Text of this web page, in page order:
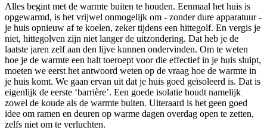
Alles begint met de warmte buiten te houden. Eenmaal het huis is
opgewarmd, is het vrijwel onmogelijk om - zonder dure apparatuur -
je huis opnieuw af te koelen, zeker tijdens een hittegolf. En vergis je
niet, hittegolven zijn niet langer de uitzondering. Dat heb je de
laatste jaren zelf aan den lijve kunnen ondervinden. Om te weten
hoe je de warmte een halt toeroept voor die effectief in je huis sluipt,
moeten we eerst het antwoord weten op de vraag hoe de warmte in
je huis komt. We gaan ervan uit dat je huis goed geïsoleerd is. Dat is
eigenlijk de eerste ‘barrière’. Een goede isolatie houdt namelijk
zowel de koude als de warmte buiten. Uiteraard is het geen goed
idee om ramen en deuren op warme dagen overdag open te zetten,
zelfs niet om te verluchten.